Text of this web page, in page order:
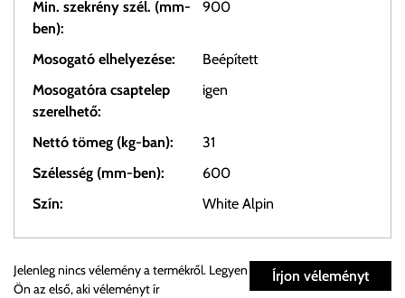
Min. szekrény szél. (mm-
ben):
900
Mosogató elhelyezése:
Beépített
Mosogatóra csaptelep
szerelhető:
igen
Nettó tömeg (kg-ban):
31
Szélesség (mm-ben):
600
Szín:
White Alpin
Személyes átvétel:
Írjon véleményt
Jelenleg nincs vélemény a termékről. Legyen
Ön az első, aki véleményt ír